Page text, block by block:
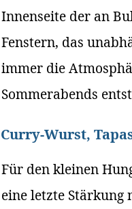
Innenseite der an
Fenstern, das
immer die
Sommerabends
Curry-Wurst,
Für den kleinen
eine letzte Stärkung